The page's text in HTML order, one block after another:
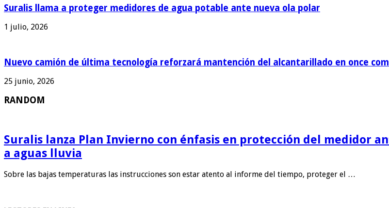
Suralis llama a proteger medidores de agua potable ante nueva ola polar
1 julio, 2026
Nuevo camión de última tecnología reforzará mantención del alcantarillado en once
25 junio, 2026
RANDOM
Suralis lanza Plan Invierno con énfasis en protección del medidor
a aguas lluvia
Sobre las bajas temperaturas las instrucciones son estar atento al informe del tiempo, proteger el …